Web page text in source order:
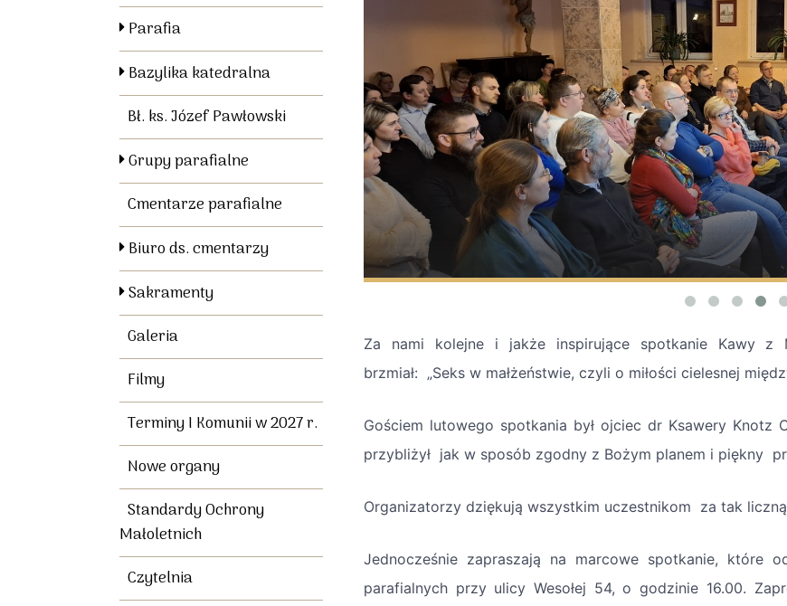
Parafia
Bazylika katedralna
Bł. ks. Józef Pawłowski
Grupy parafialne
Cmentarze parafialne
Biuro ds. cmentarzy
Sakramenty
Galeria
Filmy
Terminy I Komunii w 2027 r.
Nowe organy
Standardy Ochrony
Małoletnich
Czytelnia
Za nami kolejne i jakże inspirujące spotkanie Kawy z
brzmiał: „Seks w małżeństwie, czyli o miłości cielesnej
Gościem lutowego spotkania był ojciec dr Ksawery Knotz
przybliżył jak w sposób zgodny z Bożym planem i piękny
Organizatorzy dziękują wszystkim uczestnikom za tak
Jednocześnie zapraszają na marcowe spotkanie, które
parafialnych przy ulicy Wesołej 54, o godzinie 16.00.